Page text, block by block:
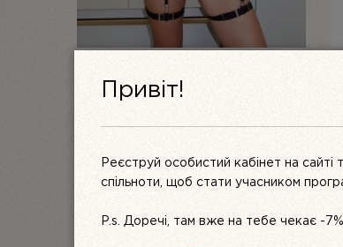
МЕРЕЖИВА ЧОРНИЙ MUSE |
LINIYAПривіт!
Реєструй особистий кабінет на сайті
спільноти, щоб стати учасником
P.s. Доречі, там вже на тебе чекає -